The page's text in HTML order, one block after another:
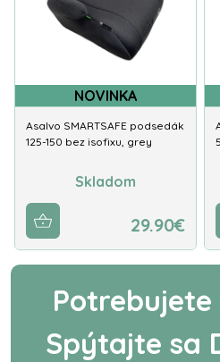
NOVINKA
Asalvo SMARTSAFE podsedák
125-150 bez isofixu, grey
Skladom
29.90€
Spýtajte sa